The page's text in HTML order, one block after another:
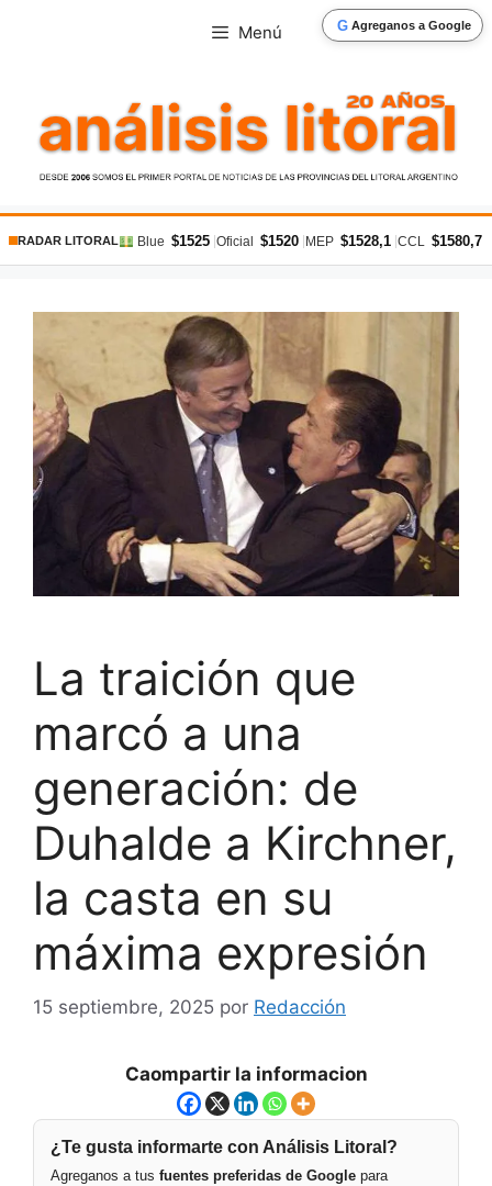
G Agreganos a Google
Menú
RADAR LITORAL Blue $1525 Oficial $1520 MEP $1528,1 CCL $1580,7
La traición que
marcó a una
generación: de
Duhalde a Kirchner,
la casta en su
máxima expresión
15 septiembre, 2025 por Redacción
Caompartir la informacion
¿Te gusta informarte con Análisis Litoral?
Agreganos a tus fuentes preferidas de Google para